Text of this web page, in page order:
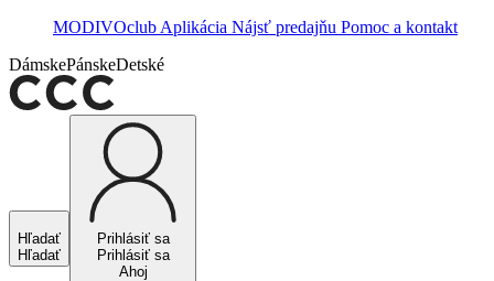
MODIVOclub Aplikácia Nájsť predajňu Pomoc a kontakt
DámskePánskeDetské
Hľadať
Hľadať
Prihlásiť sa
Prihlásiť sa
Ahoj